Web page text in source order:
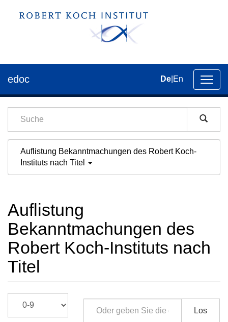
der
edoc De En
Auflistung Bekanntmachungen des Robert Koch-
Instituts nach Titel
Auflistung
Bekanntmachungen des
Robert Koch-Instituts nach
Titel
Los